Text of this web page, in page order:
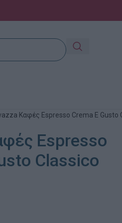
Καφές Espresso Crema E Gusto
Espresso
Classico